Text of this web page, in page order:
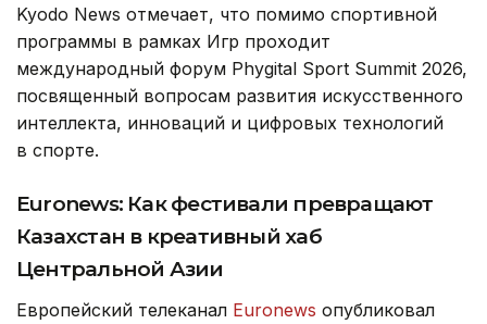
Kyodo News отмечает, что помимо спортивной
программы в рамках Игр проходит
международный форум Phygital Sport Summit 2026,
посвященный вопросам развития искусственного
интеллекта, инноваций и цифровых технологий
в спорте.
Euronews: Как фестивали превращают
Казахстан в креативный хаб
Центральной Азии
Европейский телеканал Euronews опубликовал